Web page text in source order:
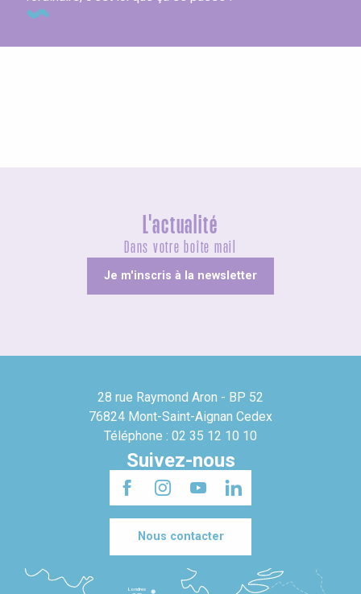
L'actualité
Dans votre boîte mail
Je m'inscris à la newsletter
28 rue Raymond Aron - BP 52
76824 Mont-Saint-Aignan Cedex
Téléphone : 02 35 12 10 10
Suivez-nous
Nous contacter
Londres